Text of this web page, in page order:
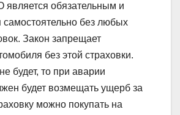
обязательным и
без любых
Закон запрещает
без этой страховки.
будет, то при аварии
будет возмещать ущерб за
можно покупать на